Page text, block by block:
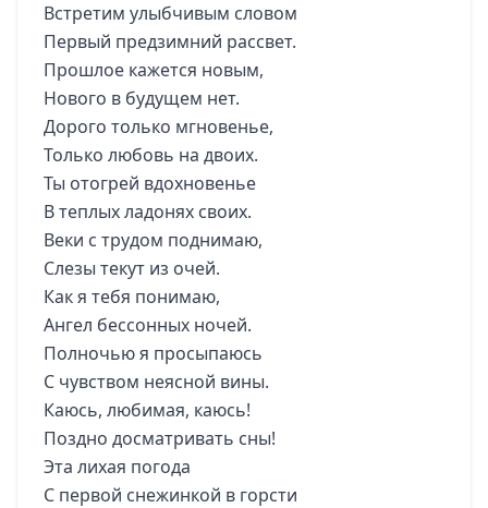
Встретим улыбчивым словом
Первый предзимний рассвет.
Прошлое кажется новым,
Нового в будущем нет.
Дорого только мгновенье,
Только любовь на двоих.
Ты отогрей вдохновенье
В теплых ладонях своих.
Веки с трудом поднимаю,
Слезы текут из очей.
Как я тебя понимаю,
Ангел бессонных ночей.
Полночью я просыпаюсь
С чувством неясной вины.
Каюсь, любимая, каюсь!
Поздно досматривать сны!
Эта лихая погода
С первой снежинкой в горсти